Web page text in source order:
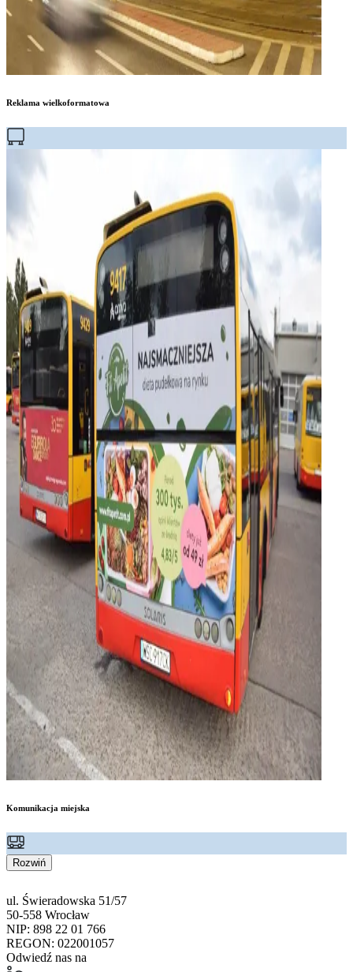
Reklama wielkoformatowa
Komunikacja miejska
Rozwiń
ul. Świeradowska 51/57
50-558 Wrocław
NIP: 898 22 01 766
REGON: 022001057
Odwiedź nas na